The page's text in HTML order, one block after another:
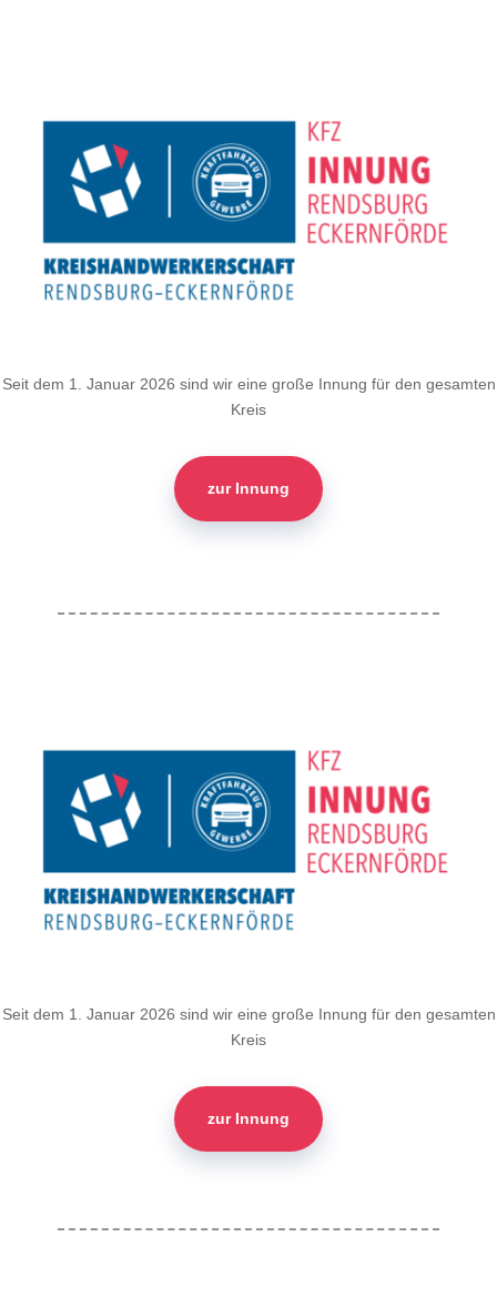
Seit dem 1. Januar 2026 sind wir eine große Innung für den gesamten
Kreis
zur Innung
Seit dem 1. Januar 2026 sind wir eine große Innung für den gesamten
Kreis
zur Innung